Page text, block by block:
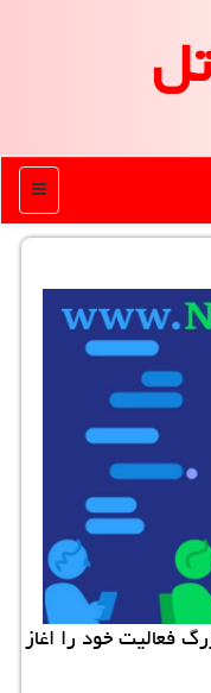
منو
فعالیت خود را اغاز